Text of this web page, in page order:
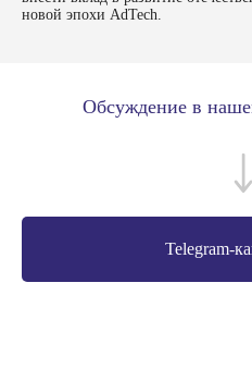
новой эпохи AdTech.
Обсуждение в
Telegram-
Прочее
Глоссарий
UMG Smart TV
uAdEx